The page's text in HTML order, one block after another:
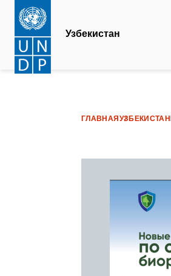
Перейти
основному
содержанию
Узбекистан
ГЛАВНАЯ УЗБЕКИСТАН